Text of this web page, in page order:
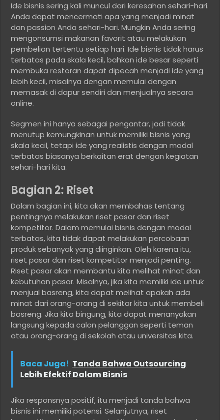
Ide bisnis sering kali muncul dari keresahan sehari-hari.
Anda dapat mencermati apa yang menjadi minat
dan passion Anda sehari-hari. Mungkin Anda sering
mengonsumsi makanan favorit atau melakukan
pembelian tertentu setiap hari. Ide bisnis tidak harus
terbatas pada skala kecil, bahkan ide besar seperti
membuka restoran dapat dipecah menjadi ide yang
lebih kecil, misalnya dengan memulai dengan
memasak di dapur sendiri dan menjualnya secara
online.
Segmen ini hanya sebagai pengantar, jadi tidak
menutup kemungkinan untuk memiliki bisnis yang
skala kecil, tetapi ide yang realistis dengan modal
terbatas biasanya berkaitan erat dengan kegiatan
sehari-hari kita.
Bagian 2: Riset
Dalam bagian ini, kita akan membahas tentang
pentingnya melakukan riset pasar dan riset
kompetitor. Dalam memulai bisnis dengan modal
terbatas, kita tidak dapat melakukan percobaan
produk sebanyak yang diinginkan. Oleh karena itu,
riset pasar dan riset kompetitor menjadi penting.
Riset pasar akan membantu kita melihat minat dan
kebutuhan pasar. Misalnya, jika kita memiliki ide untuk
menjual basreng, kita dapat melihat apakah ada
minat dari orang-orang di sekitar kita untuk membeli
basreng. Jika kita bingung, kita dapat menanyakan
langsung kepada calon pelanggan seperti teman
atau orang-orang di sekolah atau universitas kita.
Baca Juga! Tanda Bahwa Outsourcing
Lebih Efektif Dalam Bisnis
Jika responsnya positif, itu menjadi tanda bahwa
bisnis ini memiliki potensi. Selanjutnya, riset